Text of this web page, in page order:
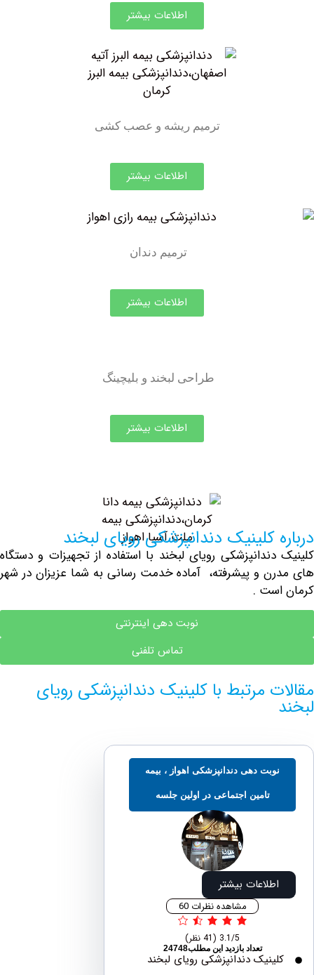
اطلاعات بیشتر
ترمیم ریشه و عصب کشی
اطلاعات بیشتر
ترمیم دندان
اطلاعات بیشتر
طراحی لبخند و بلیچینگ
اطلاعات بیشتر
کلینیک دندانپزشکی رویای لبخند
رویای لبخند با استفاده از تجهیزات و دستگاه
و پیشرفته، آماده خدمت رسانی به شما عزیزان در شهر
.
نوبت دهی اینترنتی
تماس تلفنی
مرتبط با کلینیک دندانپزشکی رویای
نوبت دهی دندانپزشکی اهواز ، بیمه
تامین اجتماعی در اولین جلسه
اطلاعات بیشتر
مشاهده نظرات 60
تعداد بازدید این مطلب24748
دندانپزشکی رویای لبخند